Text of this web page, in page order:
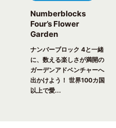
Numberblocks
Four’s Flower
Garden
ナンバーブロック 4と一緒
に、数える楽しさが満開の
ガーデンアドベンチャーへ
出かけよう！ 世界100カ国
以上で愛...